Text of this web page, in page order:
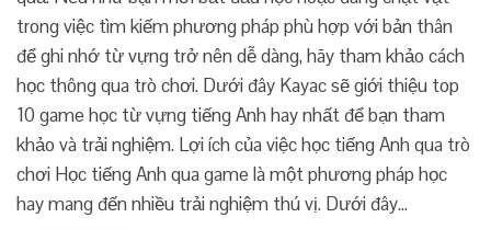
trong việc tìm kiếm phương pháp phù hợp với bản thân
để ghi nhớ từ vựng trở nên dễ dàng, hãy tham khảo cách
học thông qua trò chơi. Dưới đây Kayac sẽ giới thiệu top
10 game học từ vựng tiếng Anh hay nhất để bạn tham
khảo và trải nghiệm. Lợi ích của việc học tiếng Anh qua trò
chơi Học tiếng Anh qua game là một phương pháp học
hay mang đến nhiều trải nghiệm thú vị. Dưới đây…